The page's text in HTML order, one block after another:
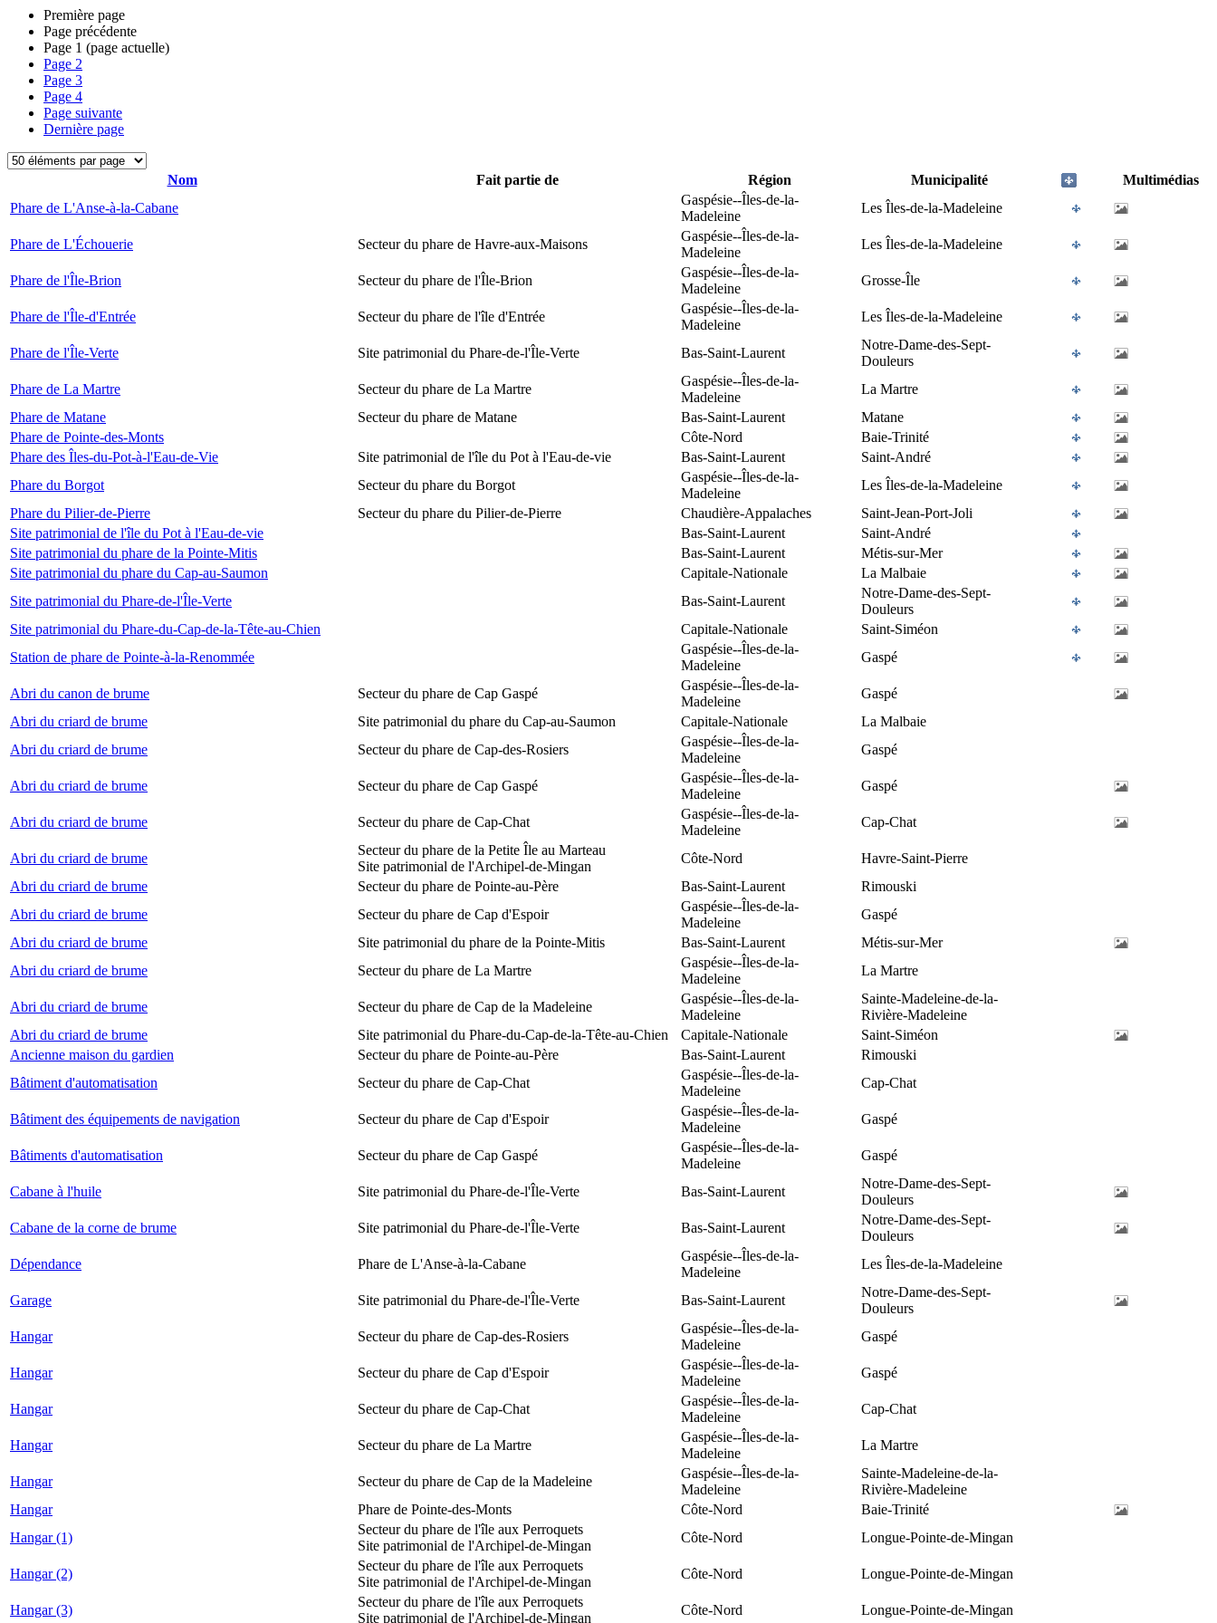
Première page
Page précédente
Page 1 (page actuelle)
Page 2
Page 3
Page 4
Page suivante
Dernière page
Nom Fait partie de Région Municipalité
Multimédias
Phare de L'Anse-à-la-Cabane
Gaspésie--Îles-de-la-
Madeleine
Les Îles-de-la-Madeleine
Phare de L'Échouerie Secteur du phare de Havre-aux-Maisons
Gaspésie--Îles-de-la-
Madeleine
Les Îles-de-la-Madeleine
Phare de l'Île-Brion Secteur du phare de l'Île-Brion
Gaspésie--Îles-de-la-
Madeleine
Grosse-Île
Phare de l'Île-d'Entrée Secteur du phare de l'île d'Entrée
Gaspésie--Îles-de-la-
Madeleine
Les Îles-de-la-Madeleine
Phare de l'Île-Verte Site patrimonial du Phare-de-l'Île-Verte Bas-Saint-Laurent
Notre-Dame-des-Sept-
Douleurs
Phare de La Martre
Secteur du phare de La Martre
Gaspésie--Îles-de-la-
Madeleine
La Martre
Phare de Matane
Secteur du phare de Matane Bas-Saint-Laurent
Matane
Phare de Pointe-des-Monts
Côte-Nord
Baie-Trinité
Phare des Îles-du-Pot-à-l'Eau-de-Vie
Site patrimonial de l'île du Pot à l'Eau-de-vie Bas-Saint-Laurent
Saint-André
Phare du Borgot
Secteur du phare du Borgot
Gaspésie--Îles-de-la-
Madeleine
Les Îles-de-la-Madeleine
Phare du Pilier-de-Pierre
Secteur du phare du Pilier-de-Pierre Chaudière-Appalaches
Saint-Jean-Port-Joli
Site patrimonial de l'île du Pot à l'Eau-de-vie
Bas-Saint-Laurent
Saint-André
Site patrimonial du phare de la Pointe-Mitis
Bas-Saint-Laurent
Métis-sur-Mer
Site patrimonial du phare du Cap-au-Saumon
Capitale-Nationale
La Malbaie
Site patrimonial du Phare-de-l'Île-Verte
Bas-Saint-Laurent
Notre-Dame-des-Sept-
Douleurs
Site patrimonial du Phare-du-Cap-de-la-Tête-au-Chien
Capitale-Nationale
Saint-Siméon
Station de phare de Pointe-à-la-Renommée
Gaspésie--Îles-de-la-
Madeleine
Gaspé
Abri du canon de brume Secteur du phare de Cap Gaspé
Gaspésie--Îles-de-la-
Madeleine
Gaspé
Abri du criard de brume
Site patrimonial du phare du Cap-au-Saumon Capitale-Nationale
La Malbaie
Abri du criard de brume
Secteur du phare de Cap-des-Rosiers
Gaspésie--Îles-de-la-
Madeleine
Gaspé
Abri du criard de brume Secteur du phare de Cap Gaspé
Gaspésie--Îles-de-la-
Madeleine
Gaspé
Abri du criard de brume Secteur du phare de Cap-Chat
Gaspésie--Îles-de-la-
Madeleine
Cap-Chat
Abri du criard de brume
Secteur du phare de la Petite Île au Marteau
Site patrimonial de l'Archipel-de-Mingan
Côte-Nord
Havre-Saint-Pierre
Abri du criard de brume
Secteur du phare de Pointe-au-Père Bas-Saint-Laurent
Rimouski
Abri du criard de brume
Secteur du phare de Cap d'Espoir
Gaspésie--Îles-de-la-
Madeleine
Gaspé
Abri du criard de brume
Site patrimonial du phare de la Pointe-Mitis Bas-Saint-Laurent
Métis-sur-Mer
Abri du criard de brume
Secteur du phare de La Martre
Gaspésie--Îles-de-la-
Madeleine
La Martre
Abri du criard de brume Secteur du phare de Cap de la Madeleine
Gaspésie--Îles-de-la-
Madeleine
Sainte-Madeleine-de-la-
Rivière-Madeleine
Abri du criard de brume
Site patrimonial du Phare-du-Cap-de-la-Tête-au-Chien Capitale-Nationale
Saint-Siméon
Ancienne maison du gardien
Secteur du phare de Pointe-au-Père Bas-Saint-Laurent
Rimouski
Bâtiment d'automatisation
Secteur du phare de Cap-Chat
Gaspésie--Îles-de-la-
Madeleine
Cap-Chat
Bâtiment des équipements de navigation Secteur du phare de Cap d'Espoir
Gaspésie--Îles-de-la-
Madeleine
Gaspé
Bâtiments d'automatisation Secteur du phare de Cap Gaspé
Gaspésie--Îles-de-la-
Madeleine
Gaspé
Cabane à l'huile Site patrimonial du Phare-de-l'Île-Verte Bas-Saint-Laurent
Notre-Dame-des-Sept-
Douleurs
Cabane de la corne de brume
Site patrimonial du Phare-de-l'Île-Verte Bas-Saint-Laurent
Notre-Dame-des-Sept-
Douleurs
Dépendance
Phare de L'Anse-à-la-Cabane
Gaspésie--Îles-de-la-
Madeleine
Les Îles-de-la-Madeleine
Garage Site patrimonial du Phare-de-l'Île-Verte Bas-Saint-Laurent
Notre-Dame-des-Sept-
Douleurs
Hangar
Secteur du phare de Cap-des-Rosiers
Gaspésie--Îles-de-la-
Madeleine
Gaspé
Hangar Secteur du phare de Cap d'Espoir
Gaspésie--Îles-de-la-
Madeleine
Gaspé
Hangar Secteur du phare de Cap-Chat
Gaspésie--Îles-de-la-
Madeleine
Cap-Chat
Hangar Secteur du phare de La Martre
Gaspésie--Îles-de-la-
Madeleine
La Martre
Hangar Secteur du phare de Cap de la Madeleine
Gaspésie--Îles-de-la-
Madeleine
Sainte-Madeleine-de-la-
Rivière-Madeleine
Hangar
Phare de Pointe-des-Monts Côte-Nord
Baie-Trinité
Hangar (1)
Secteur du phare de l'île aux Perroquets
Site patrimonial de l'Archipel-de-Mingan
Côte-Nord Longue-Pointe-de-Mingan
Hangar (2)
Secteur du phare de l'île aux Perroquets
Site patrimonial de l'Archipel-de-Mingan
Côte-Nord Longue-Pointe-de-Mingan
Hangar (3)
Secteur du phare de l'île aux Perroquets
Site patrimonial de l'Archipel-de-Mingan
Côte-Nord Longue-Pointe-de-Mingan